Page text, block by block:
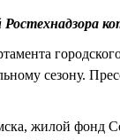
сезону.
жилой фонд